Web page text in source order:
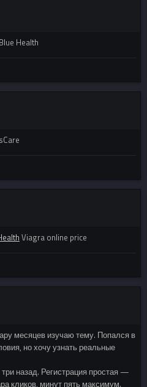
Health
Viagra online price
месяцев изучаю тему. Попался в
но хочу узнать реальные
назад. Регистрация простая —
кликов, минут пять максимум.